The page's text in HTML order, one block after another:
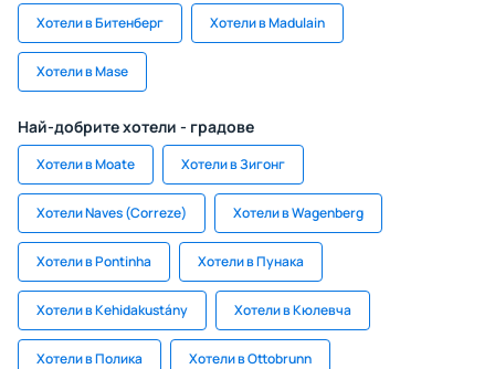
Хотели в Битенберг Хотели в Madulain
Хотели в Mase
Най-добрите хотели - градове
Хотели в Moate Хотели в Зигонг
Хотели Naves (Correze) Хотели в Wagenberg
Хотели в Pontinha Хотели в Пунака
Хотели в Kehidakustány Хотели в Кюлевча
Хотели в Полика Хотели в Ottobrunn